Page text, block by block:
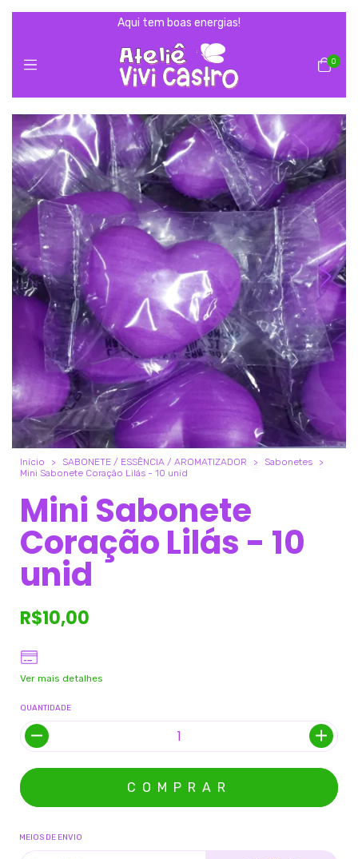
Aqui tem boas energias!
0
1 / 2
Início > SABONETE / ESSÊNCIA / AROMATIZADOR > Sabonetes
>
Mini Sabonete Coração Lilás - 10 unid
Mini Sabonete
Coração Lilás - 10
unid
R$10,00
Ver mais detalhes
QUANTIDADE
MEIOS DE ENVIO